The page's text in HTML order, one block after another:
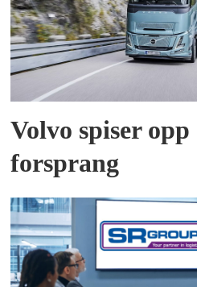
Volvo spiser opp
forsprang